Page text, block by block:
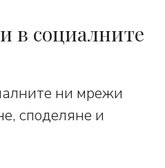
в социалните
ни мрежи
споделяне и